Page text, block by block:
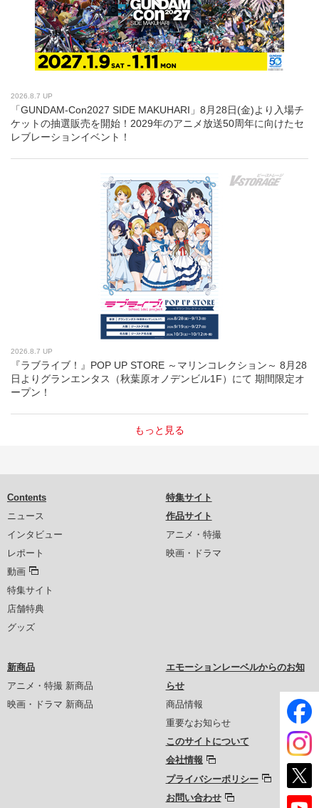
2026.8.7 UP
「GUNDAM-Con2027 SIDE MAKUHARI」8月28日(金)より入場チ
ケットの抽選販売を開始！2029年のアニメ放送50周年に向けたセ
レブレーションイベント！
2026.8.7 UP
『ラブライブ！』POP UP STORE ～マリンコレクション～ 8月28
日よりグランエンタス（秋葉原オノデンビル1F）にて 期間限定オ
ープン！
もっと見る
Contents
ニュース
インタビュー
レポート
動画
特集サイト
店舗特典
グッズ
特集サイト
作品サイト
アニメ・特撮
映画・ドラマ
新商品
アニメ・特撮 新商品
映画・ドラマ 新商品
エモーションレーベルからのお知
らせ
商品情報
重要なお知らせ
このサイトについて
会社情報
プライバシーポリシー
お問い合わせ